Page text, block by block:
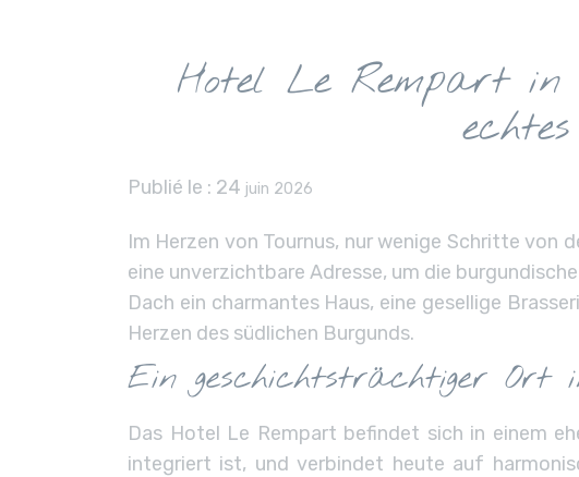
Hotel Le Rempart in
Publié le : 24 juin 2026
Im Herzen von Tournus, nur wenige Schritte
eine unverzichtbare Adresse, um die
Dach ein charmantes Haus, eine gesellige
Herzen des südlichen Burgunds.
Ein geschichtsträchtiger Ort
Das Hotel Le Rempart befindet sich in einem
integriert ist, und verbindet heute auf